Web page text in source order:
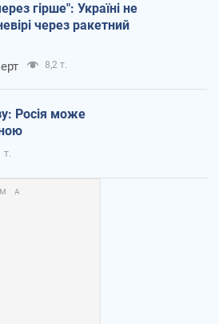
гірше": Україні не
через ракетний
8,2 т.
Росія може
т.